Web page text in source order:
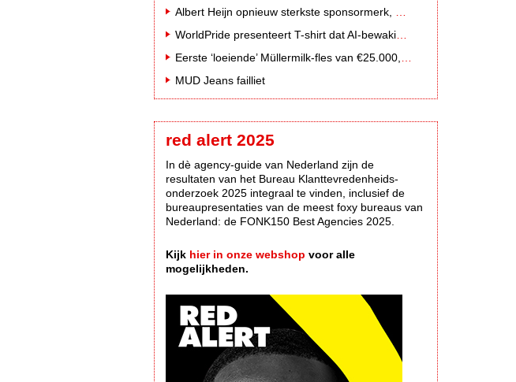
MUD Jeans failliet
red alert 2025
In dè agency-guide van Nederland zijn de
resultaten van het Bureau Klanttevredenheids-
onderzoek 2025 integraal te vinden, inclusief de
bureaupresentaties van de meest foxy bureaus van
Nederland: de FONK150 Best Agencies 2025.
Kijk hier in onze webshop voor alle
mogelijkheden.